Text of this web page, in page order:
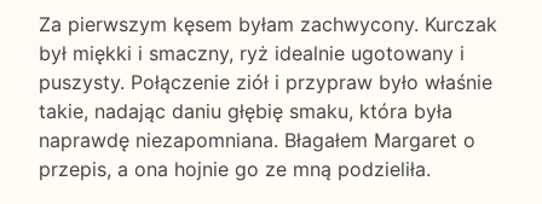
Za pierwszym kęsem byłam zachwycony. Kurczak
był miękki i smaczny, ryż idealnie ugotowany i
puszysty. Połączenie ziół i przypraw było właśnie
takie, nadając daniu głębię smaku, która była
naprawdę niezapomniana. Błagałem Margaret o
przepis, a ona hojnie go ze mną podzieliła.